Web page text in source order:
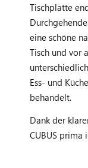
Tischplatte
eine schöne
Tisch und vor
Ess- und
behandelt.
Dank der
CUBUS prima